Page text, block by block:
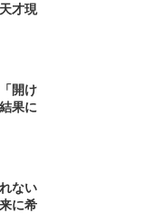
才現
開け
果に
ない
に希